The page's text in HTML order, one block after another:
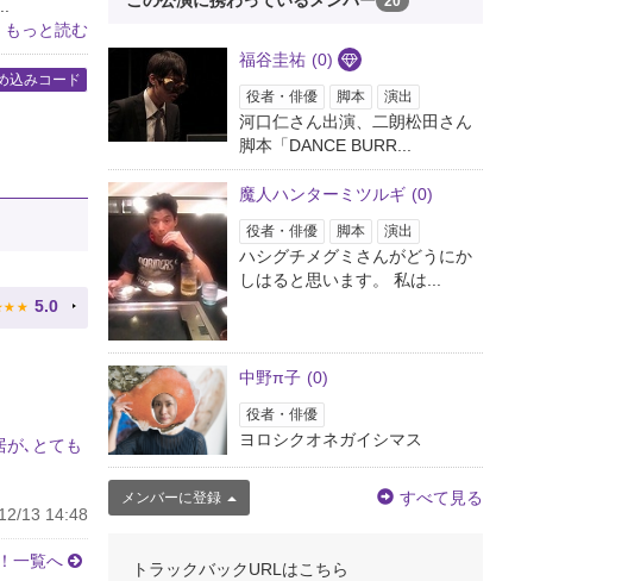
もっと読む
込みコード
★ ★ 5.0
､とても
13 14:48
一覧へ
福谷圭祐 (0)
役者・俳優 脚本 演出
河口仁さん出演、二朗松田さん
脚本「DANCE BURR...
魔人ハンターミツルギ (0)
役者・俳優 脚本 演出
ハシグチメグミさんがどうにか
しはると思います。 私は...
中野π子 (0)
役者・俳優
ヨロシクオネガイシマス
メンバーに登録 すべて見る
トラックバックURLはこちら